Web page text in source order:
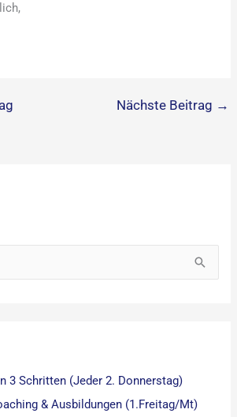
Nächste Beitrag →
3 Schritten (Jeder 2. Donnerstag)
& Ausbildungen (1.Freitag/Mt)